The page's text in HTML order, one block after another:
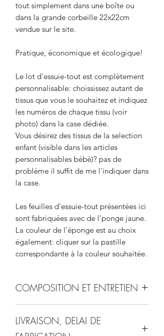
tout simplement dans une boîte ou
dans la grande corbeille 22x22cm
vendue sur le site.
Pratique, économique et écologique!
Le lot d'essuie-tout est complètement
personnalisable: choississez autant de
tissus que vous le souhaitez et indiquez
les numéros de chaque tissu (voir
photo) dans la case dédiée.
Vous désirez des tissus de la selection
enfant (visible dans les articles
personnalisables bébé)? pas de
problème il suffit de me l'indiquer dans
la case.
Les feuilles d'essuie-tout présentées ici
sont fabriquées avec de l'ponge jaune.
La couleur de l'éponge est au choix
également: cliquer sur la pastille
correspondante à la couleur souhaitée.
COMPOSITION ET ENTRETIEN
oeko tex.
Lavage à 30 à 40°C. Sèche-linge et
LIVRAISON, DELAI DE